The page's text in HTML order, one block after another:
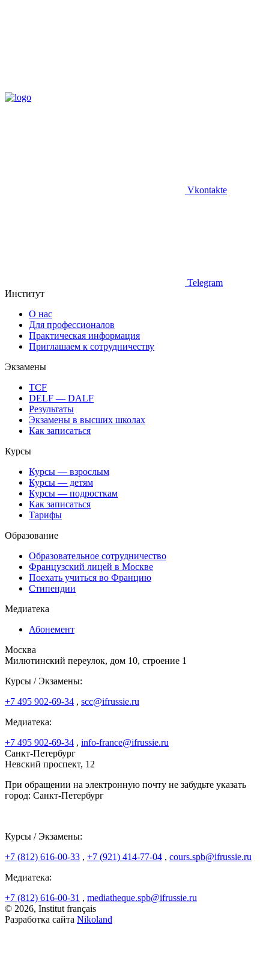
Vkontakte
Telegram
Институт
О нас
Для профессионалов
Практическая информация
Приглашаем к сотрудничеству
Экзамены
TCF
DELF — DALF
Результаты
Экзамены в высших школах
Как записаться
Курсы
Курсы — взрослым
Курсы — детям
Курсы — подросткам
Как записаться
Тарифы
Образование
Образовательное сотрудничество
Французский лицей в Москве
Поехать учиться во Францию
Стипендии
Медиатека
Абонемент
Москва
Милютинский переулок, дом 10, строение 1
Курсы / Экзамены:
+7 495 902-69-34 , scc@ifrussie.ru
Медиатека:
+7 495 902-69-34 , info-france@ifrussie.ru
Санкт-Петербург
Невский проспект, 12
При обращении на электронную почту не забудьте указать
город: Санкт-Петербург
Курсы / Экзамены:
+7 (812) 616-00-33 , +7 (921) 414-77-04 , cours.spb@ifrussie.ru
Медиатека:
+7 (812) 616-00-31 , mediatheque.spb@ifrussie.ru
© 2026, Institut français
Разработка сайта Nikoland